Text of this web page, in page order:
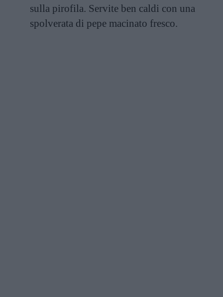
sulla pirofila. Servite ben caldi con una
spolverata di pepe macinato fresco.